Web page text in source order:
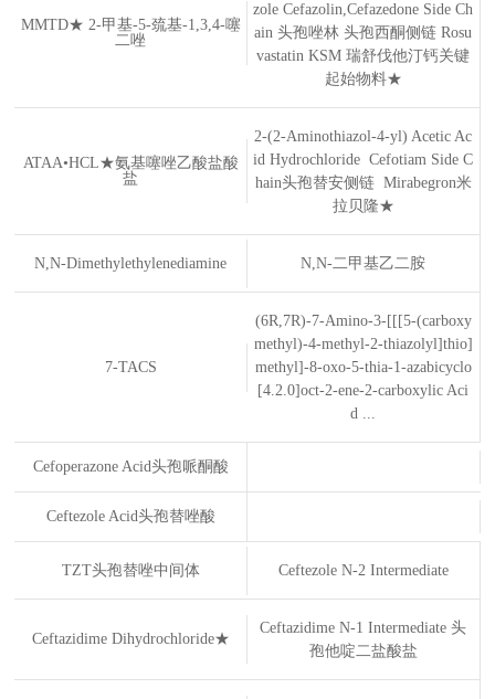
MMTD★ 2-甲基-5-巯基-1,3,4-噻
二唑
zole Cefazolin,Cefazedone Side Ch
ain 头孢唑林 头孢西酮侧链 Rosu
vastatin KSM 瑞舒伐他汀钙关键
起始物料★
ATAA•HCL★氨基噻唑乙酸盐酸
盐
2-(2-Aminothiazol-4-yl) Acetic Ac
id Hydrochloride Cefotiam Side C
hain头孢替安侧链 Mirabegron米
拉贝隆★
N,N-Dimethylethylenediamine N,N-二甲基乙二胺
7-TACS
(6R,7R)-7-Amino-3-[[[5-(carboxy
methyl)-4-methyl-2-thiazolyl]thio]
methyl]-8-oxo-5-thia-1-azabicyclo
[4.2.0]oct-2-ene-2-carboxylic Aci
d ...
Cefoperazone Acid头孢哌酮酸
Ceftezole Acid头孢替唑酸
TZT头孢替唑中间体 Ceftezole N-2 Intermediate
Ceftazidime Dihydrochloride★
Ceftazidime N-1 Intermediate 头
孢他啶二盐酸盐